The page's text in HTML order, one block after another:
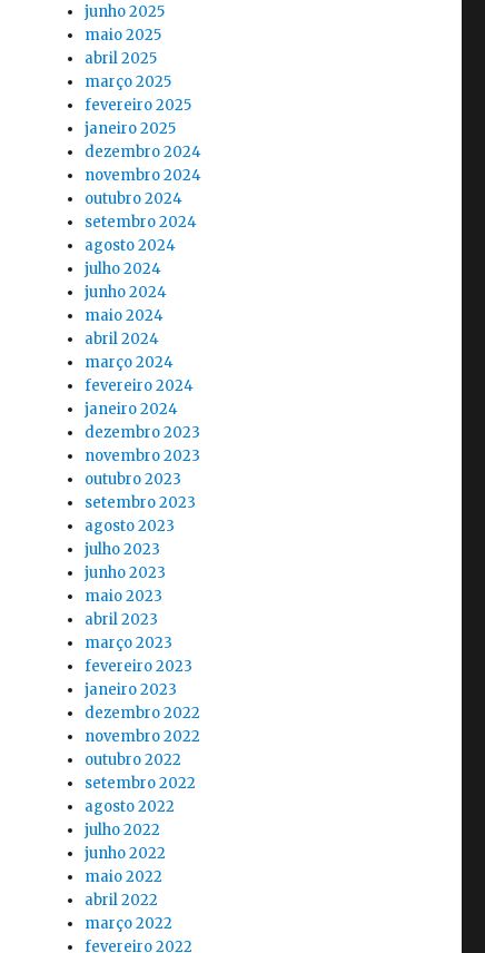
junho 2025
maio 2025
abril 2025
março 2025
fevereiro 2025
janeiro 2025
dezembro 2024
novembro 2024
outubro 2024
setembro 2024
agosto 2024
julho 2024
junho 2024
maio 2024
abril 2024
março 2024
fevereiro 2024
janeiro 2024
dezembro 2023
novembro 2023
outubro 2023
setembro 2023
agosto 2023
julho 2023
junho 2023
maio 2023
abril 2023
março 2023
fevereiro 2023
janeiro 2023
dezembro 2022
novembro 2022
outubro 2022
setembro 2022
agosto 2022
julho 2022
junho 2022
maio 2022
abril 2022
março 2022
fevereiro 2022